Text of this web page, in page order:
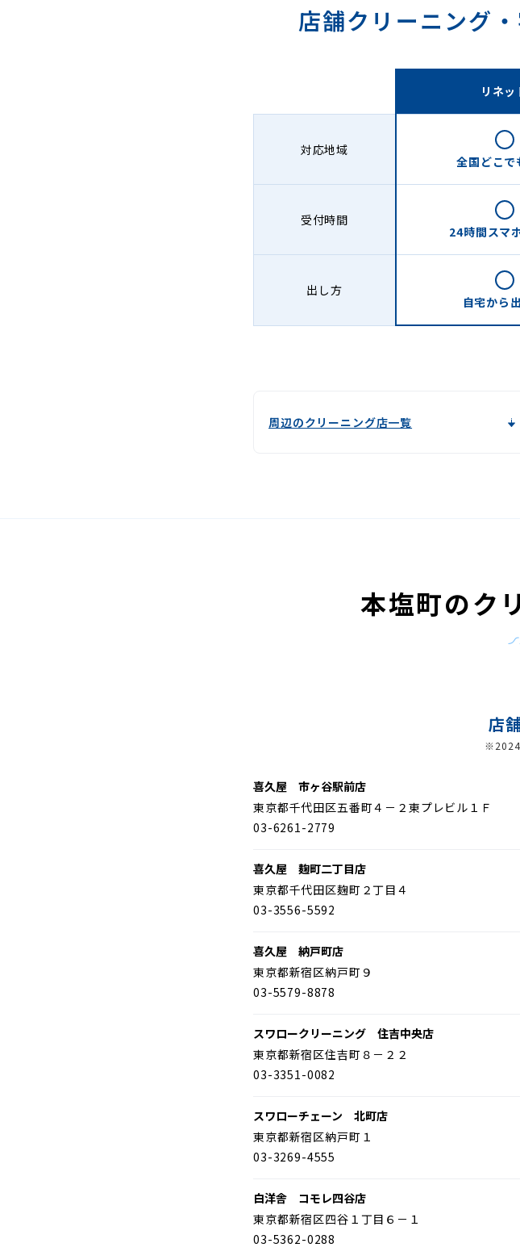
店舗クリーニング・
リネッ
対応地域
全国どこで
受付時間
24時間スマ
出し方
自宅から
周辺のクリーニング店一覧
本塩町のク
店
※2024
喜久屋 市ヶ谷駅前店
東京都千代田区五番町４－２東プレビル１Ｆ
03-6261-2779
喜久屋 麹町二丁目店
東京都千代田区麹町２丁目４
03-3556-5592
喜久屋 納戸町店
東京都新宿区納戸町９
03-5579-8878
スワロークリーニング 住吉中央店
東京都新宿区住吉町８－２２
03-3351-0082
スワローチェーン 北町店
東京都新宿区納戸町１
03-3269-4555
白洋舎 コモレ四谷店
東京都新宿区四谷１丁目６－１
03-5362-0288